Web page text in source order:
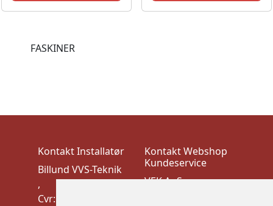
FASKINER
Kontakt Installatør
Billund VVS-Teknik
,
Cvr: 10910900
Kontakt Webshop
Kundeservice
VEK ApS